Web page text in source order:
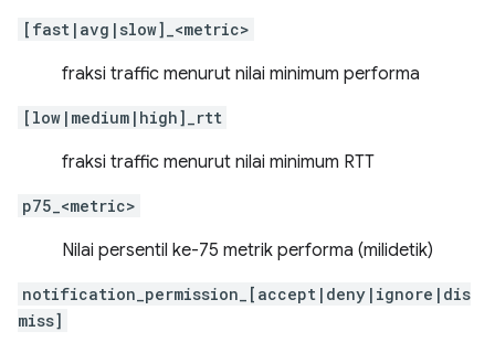
[fast|avg|slow]_<metric>
fraksi traffic menurut nilai minimum performa
[low|medium|high]_rtt
fraksi traffic menurut nilai minimum RTT
p75_<metric>
Nilai persentil ke-75 metrik performa (milidetik)
notification_permission_[accept|deny|ignore|dis
miss]